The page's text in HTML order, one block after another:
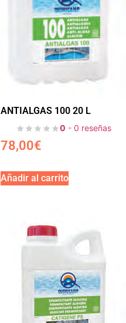
ANTIALGAS 100 20 L
0 - 0 reseñas
78,00€
Añadir al carrito